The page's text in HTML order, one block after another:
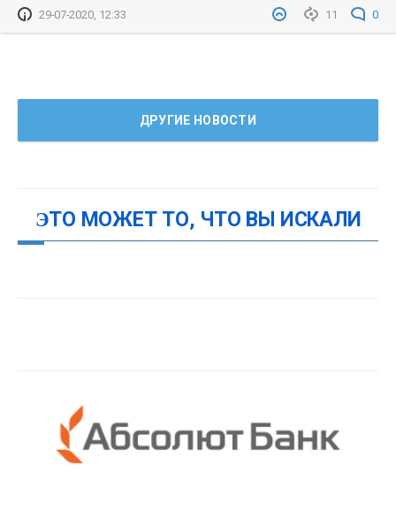
11 0
29-07-2020, 12:33
ДРУГИЕ НОВОСТИ
ЭТО МОЖЕТ ТО, ЧТО ВЫ ИСКАЛИ